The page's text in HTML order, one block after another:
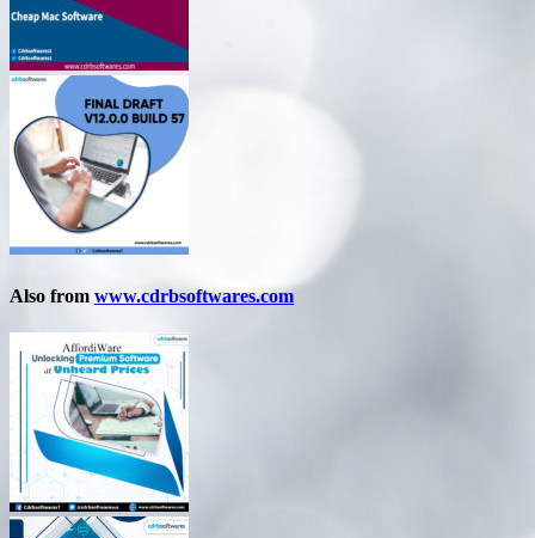
Also from www.cdrbsoftwares.com